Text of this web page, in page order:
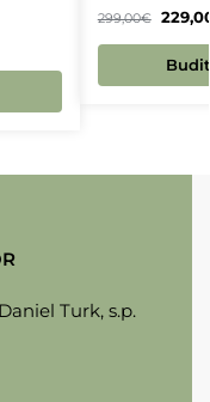
299,00€
Turk, s.p.